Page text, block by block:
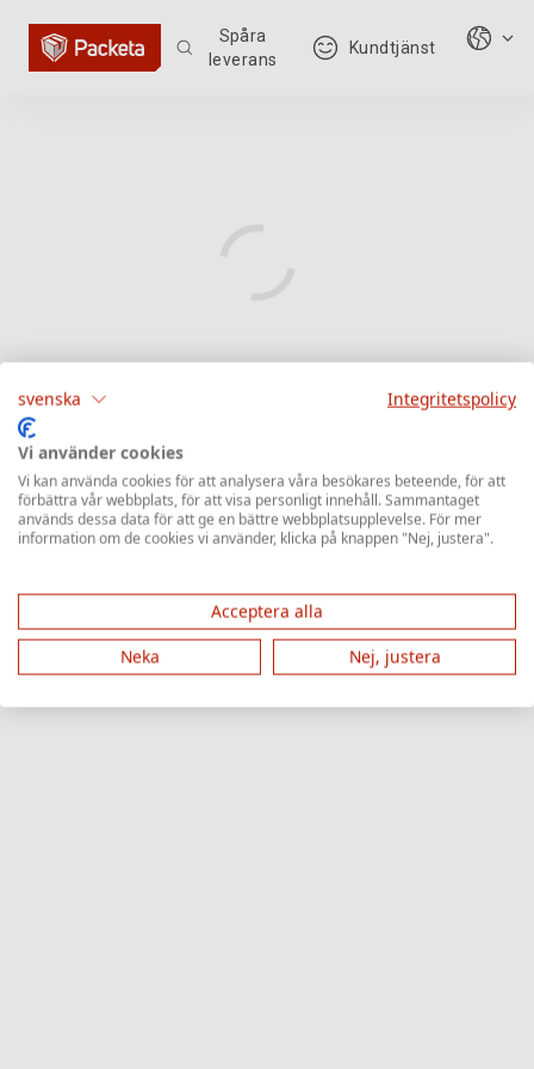
Spåra
leverans
Kundtjänst
svenska Integritetspolicy
Vi använder cookies
Vi kan använda cookies för att analysera våra besökares beteende, för att
förbättra vår webbplats, för att visa personligt innehåll. Sammantaget
används dessa data för att ge en bättre webbplatsupplevelse. För mer
information om de cookies vi använder, klicka på knappen "Nej, justera".
Acceptera alla
Neka
Nej, justera